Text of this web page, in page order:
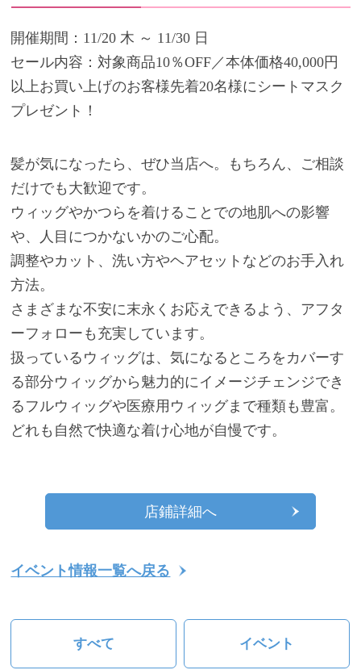
開催期間：11/20 木 ～ 11/30 日
セール内容：対象商品10％OFF／本体価格40,000円
以上お買い上げのお客様先着20名様にシートマスク
プレゼント！
髪が気になったら、ぜひ当店へ。もちろん、ご相談
だけでも大歓迎です。
ウィッグやかつらを着けることでの地肌への影響
や、人目につかないかのご心配。
調整やカット、洗い方やヘアセットなどのお手入れ
方法。
さまざまな不安に末永くお応えできるよう、アフタ
ーフォローも充実しています。
扱っているウィッグは、気になるところをカバーす
る部分ウィッグから魅力的にイメージチェンジでき
るフルウィッグや医療用ウィッグまで種類も豊富。
どれも自然で快適な着け心地が自慢です。
店鋪詳細へ
イベント情報一覧へ戻る
すべて イベント